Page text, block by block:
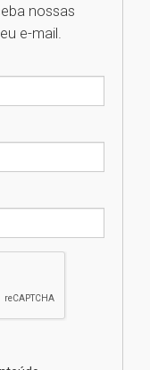
é
Jabuti com
nossas
e-mail.